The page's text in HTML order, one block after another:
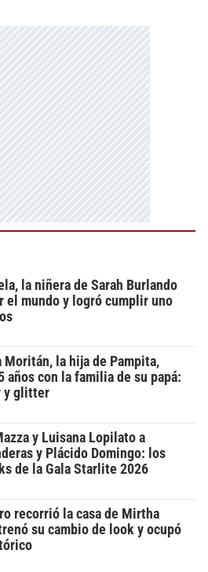
la niñera de Sarah Burlando
el mundo y logró cumplir uno
Moritán, la hija de Pampita,
años con la familia de su papá:
y glitter
y Luisana Lopilato a
y Plácido Domingo: los
de la Gala Starlite 2026
recorrió la casa de Mirtha
su cambio de look y ocupó